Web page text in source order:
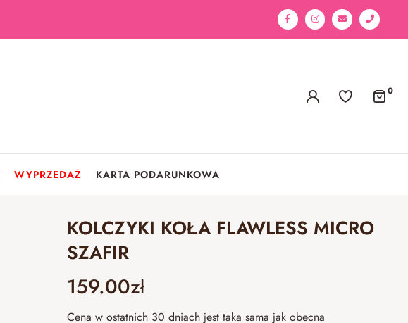
0
WYPRZEDAŻ KARTA PODARUNKOWA
KOLCZYKI KOŁA FLAWLESS MICRO
SZAFIR
159.00zł
Cena w ostatnich 30 dniach jest taka sama jak obecna